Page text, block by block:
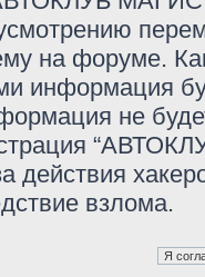
на форуме.
информация
не
действия
взлома.